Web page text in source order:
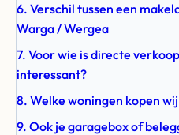
6. Verschil tussen een
Warga / Wergea
7. Voor wie is directe
interessant?
8. Welke woningen kopen
9. Ook je garagebox of